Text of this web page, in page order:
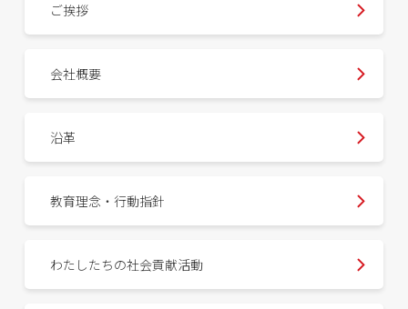
ご挨拶
会社概要
沿革
教育理念・行動指針
わたしたちの社会貢献活動